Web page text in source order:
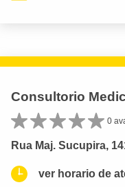
Consultorio
0
Rua Maj. Sucupira,
ver horario de